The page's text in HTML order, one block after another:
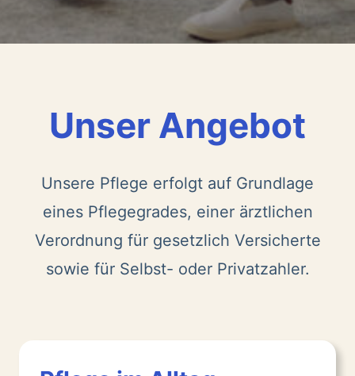
Unser Angebot
Unsere Pflege erfolgt auf Grundlage
eines Pflegegrades, einer ärztlichen
Verordnung für gesetzlich Versicherte
sowie für Selbst- oder Privatzahler.